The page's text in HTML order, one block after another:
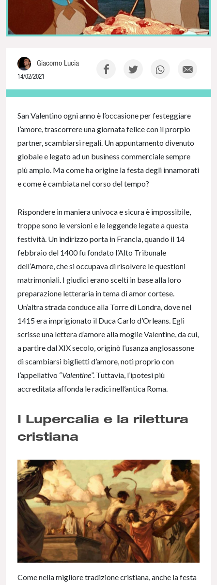
Giacomo Lucia
14/02/2021
NaN% Complete
San Valentino ogni anno è l’occasione per festeggiare
l’amore, trascorrere una giornata felice con il prorpio
partner, scambiarsi regali. Un appuntamento divenuto
globale e legato ad un business commerciale sempre
più ampio. Ma come ha origine la festa degli innamorati
e come è cambiata nel corso del tempo?
Rispondere in maniera univoca e sicura è impossibile,
troppe sono le versioni e le leggende legate a questa
festività. Un indirizzo porta in Francia, quando il 14
febbraio del 1400 fu fondato l’Alto Tribunale
dell’Amore, che si occupava di risolvere le questioni
matrimoniali. I giudici erano scelti in base alla loro
preparazione letteraria in tema di amor cortese.
Un’altra strada conduce alla Torre di Londra, dove nel
1415 era imprigionato il Duca Carlo d’Orleans. Egli
scrisse una lettera d’amore alla moglie Valentine, da cui,
a partire dal XIX secolo, originò l’usanza anglosassone
di scambiarsi biglietti d’amore, noti proprio con
l’appellativo “Valentine”. Tuttavia, l’ipotesi più
accreditata affonda le radici nell’antica Roma.
I Lupercalia e la rilettura
cristiana
Come nella migliore tradizione cristiana, anche la festa